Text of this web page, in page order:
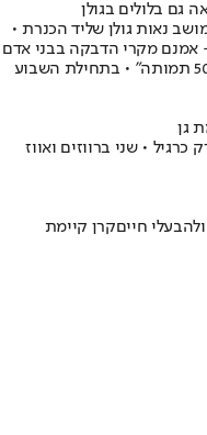
גם בלולים בגולן
נאות גולן שליד הכנרת •
אמנם מקרי הדבקה בבני אדם
הם נדירים, אך הם קטלניים ביותר עם כ-50% תמותה" • בתחילת השבוע
גן
• שני ברווזים ואווז
בעלי חייםקרן קיימת